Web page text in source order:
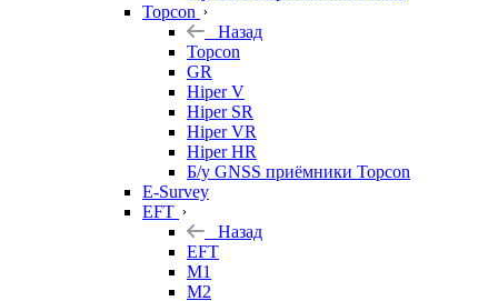
Topcon
Назад
Topcon
GR
Hiper V
Hiper SR
Hiper VR
Hiper HR
Б/у GNSS приёмники Topcon
E-Survey
EFT
Назад
EFT
M1
M2